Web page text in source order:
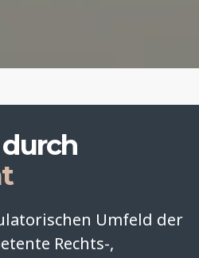
Umfeld der
Rechts-,